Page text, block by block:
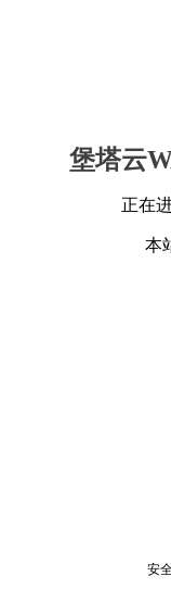
堡塔云
正在
本
安